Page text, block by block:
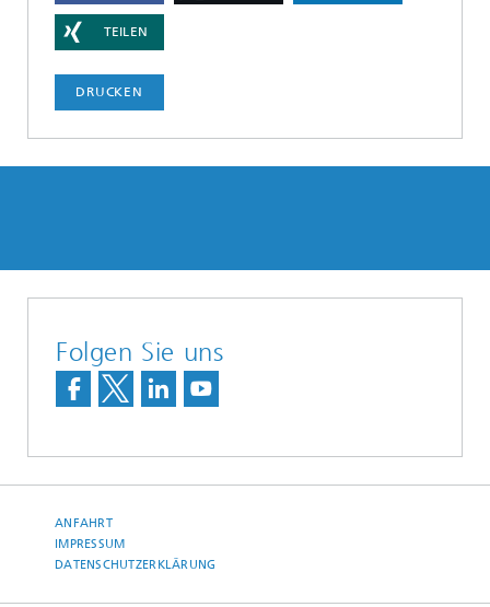
TEILEN
DRUCKEN
Folgen Sie uns
ANFAHRT
IMPRESSUM
DATENSCHUTZERKLÄRUNG